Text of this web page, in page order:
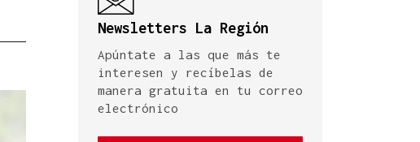
Newsletters La Región
Apúntate a las que más te
interesen y recíbelas de
manera gratuita en tu correo
electrónico